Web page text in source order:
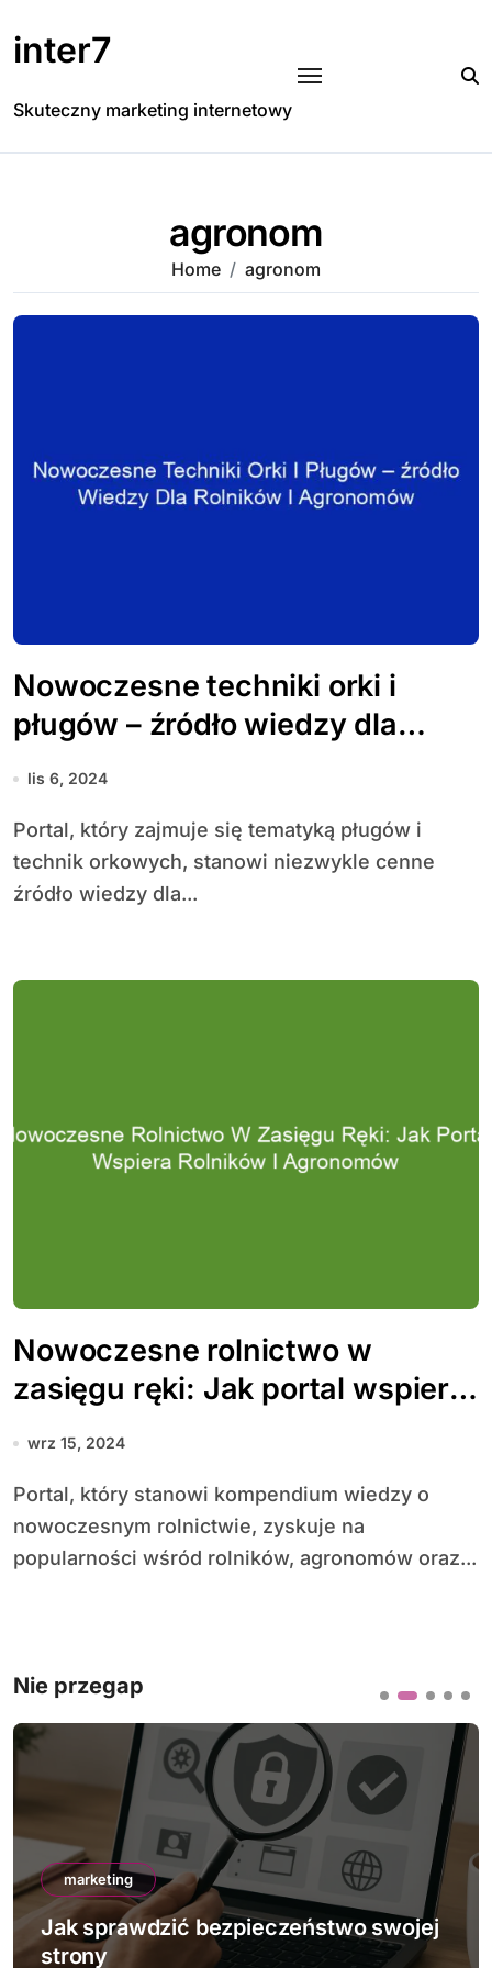
to
content
inter7
Skuteczny marketing internetowy
agronom
Home agronom
Nowoczesne techniki orki i
pługów – źródło wiedzy dla
rolników i agronomów
lis 6, 2024
Portal, który zajmuje się tematyką pługów i
technik orkowych, stanowi niezwykle cenne
źródło wiedzy dla...
Nowoczesne rolnictwo w
zasięgu ręki: Jak portal wspiera
rolników i agronomów
wrz 15, 2024
Portal, który stanowi kompendium wiedzy o
nowoczesnym rolnictwie, zyskuje na
popularności wśród rolników, agronomów oraz...
Nie przegap
marketing
Jak sprawdzić bezpieczeństwo swojej
strony